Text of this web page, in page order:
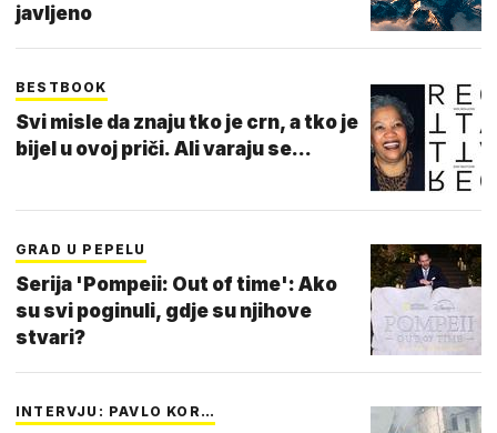
javljeno
BESTBOOK
Svi misle da znaju tko je crn, a tko je
bijel u ovoj priči. Ali varaju se...
GRAD U PEPELU
Serija 'Pompeii: Out of time': Ako
su svi poginuli, gdje su njihove
stvari?
INTERVJU: PAVLO KOR…